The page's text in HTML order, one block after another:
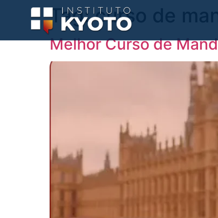
Tag:curso de
Melhor Curso de